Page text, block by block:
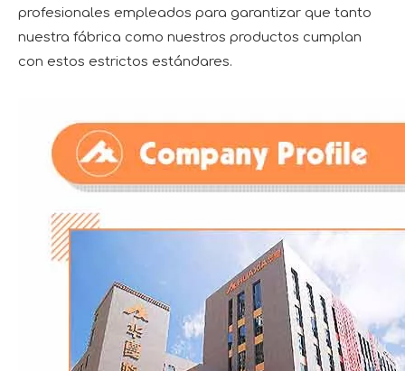
profesionales empleados para garantizar que tanto
nuestra fábrica como nuestros productos cumplan
con estos estrictos estándares.